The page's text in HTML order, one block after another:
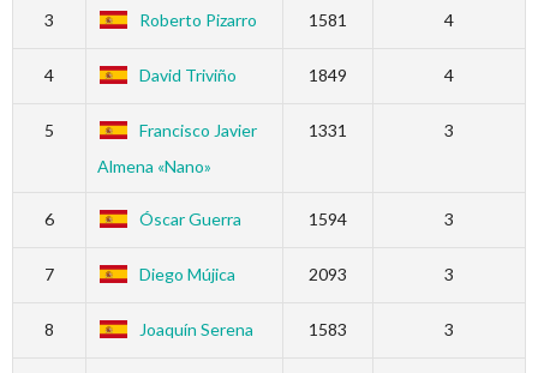
3 Roberto Pizarro 1581 4
4 David Triviño 1849 4
5
Francisco Javier
Almena «Nano»
1331 3
6 Óscar Guerra 1594 3
7 Diego Mújica 2093 3
8 Joaquín Serena 1583 3